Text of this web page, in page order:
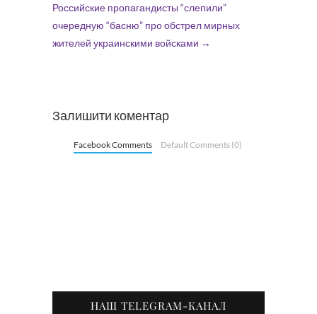
Российские пропагандисты “слепили”
очередную “басню” про обстрел мирных
жителей украинскими войсками →
Залишити коментар
Facebook Comments Default Comments (0)
НАШ TELEGRAM-КАНАЛ